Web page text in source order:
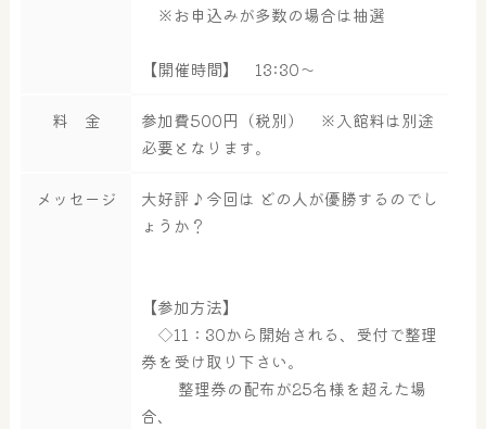
※お申込みが多数の場合は抽選
【開催時間】 13:30～
料 金
参加費500円（税別） ※入館料は別途
必要となります。
メッセージ
大好評♪今回は どの人が優勝するのでし
ょうか？
【参加方法】
◇11：30から開始される、受付で整理
券を受け取り下さい。
整理券の配布が25名様を超えた場
合、